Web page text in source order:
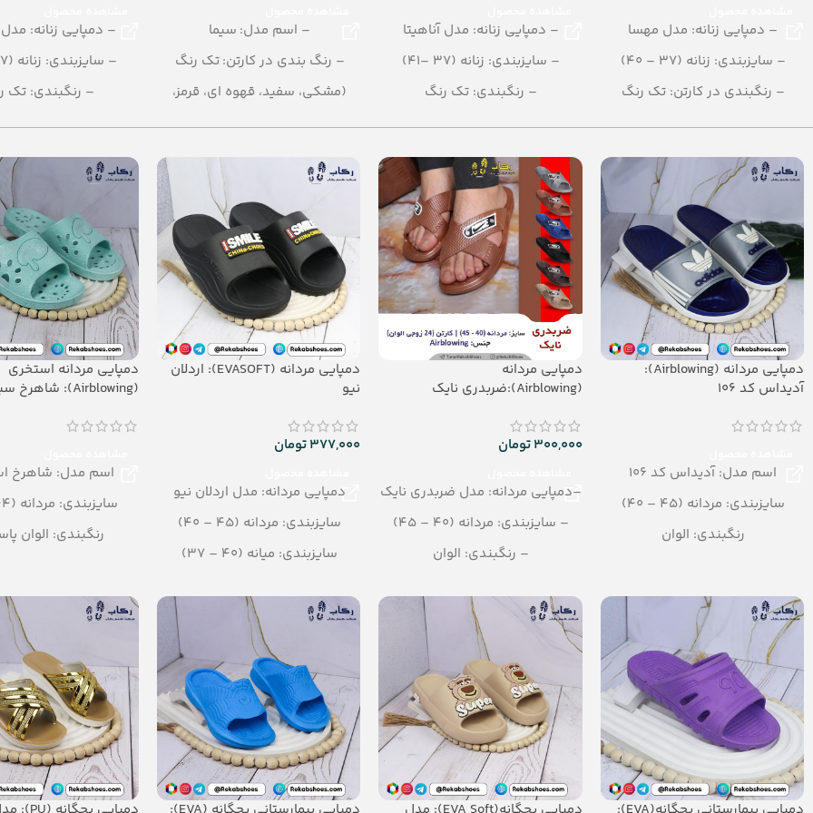
– دمپایی زنانه: مدل مهسا
– سایزبندی: زنانه (37 – 40)
– رنگبندی در کارتن: تک رنگ
(قهوه ای، قرمز، سفید، مشکی،
– تعداد در کارتن: 12 جفت
– جنس: PU
– دمپایی زنانه: مدل آناهیتا
– سایزبندی: زنانه (37 –41)
– رنگبندی: تک رنگ
– تعداد در کارتن: 12 جفت
– جنس: PU
– اسم مدل: سیما
– رنگ بندی در کارتن: تک رنگ
(مشکی، سفید، قهوه ای، قرمز،
– سایزبندی: زنانه (37 تا 41)
– دمپایی زنانه: مدل
– سایزبندی: زنانه (37 –41)
– رنگبندی: تک
– تعداد در کارتن: 12 جفت
– جنس: PU
دمپایی مردانه (Airblowing):
آدیداس کد 106
اسم مدل: آدیداس کد 106
سایزبندی: مردانه (45 – 40)
رنگبندی: الوان
جنس: AirBlowing
دمپایی مردانه
(Airblowing):ضربدری نایک
300,000تومان
–دمپایی مردانه: مدل ضربدری نایک
– سایزبندی: مردانه (40 – 45)
– رنگبندی: الوان
– جنس: Airblowing
دمپایی مردانه (EVASOFT): اردلان
نیو
377,000تومان
دمپایی مردانه: مدل اردلان نیو
سایزبندی: مردانه (45 – 40)
سایزبندی: میانه (40 – 37)
تعداد در کارتن: 18 جفت
جنس: EVASOFT
دمپایی مردانه استخری
(Airblowing): شاهرخ سبز
اسم مدل: شاهرخ
سایزبندی: مردانه (44 – 41)
رنگبندی: الوان
جنس: Airblowing